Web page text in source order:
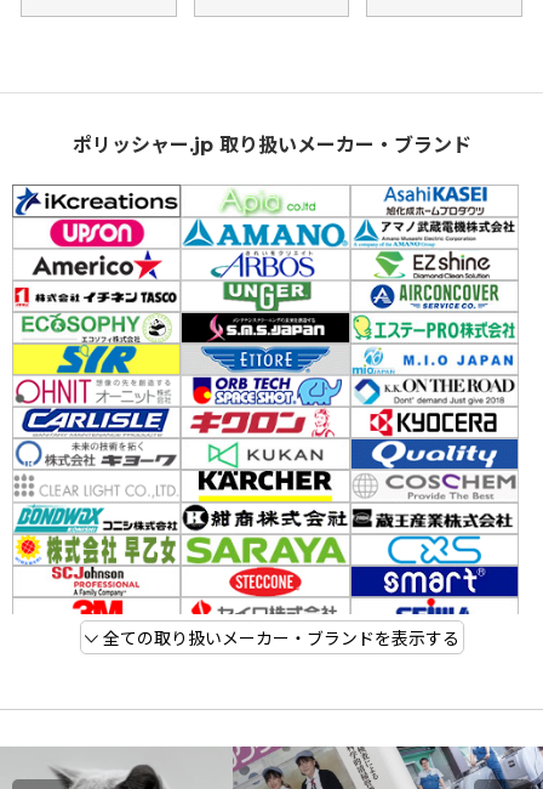
ポリッシャー.jp 取り扱いメーカー・ブランド
全ての取り扱いメーカー・ブランドを表示する